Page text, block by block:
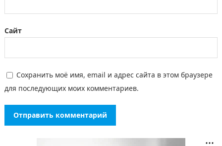
Сайт
Сохранить моё имя, email и адрес сайта в этом браузере
для последующих моих комментариев.